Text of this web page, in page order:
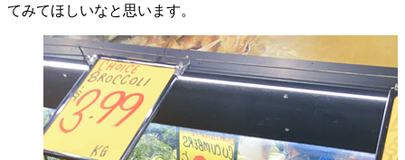
てみてほしいなと思います。